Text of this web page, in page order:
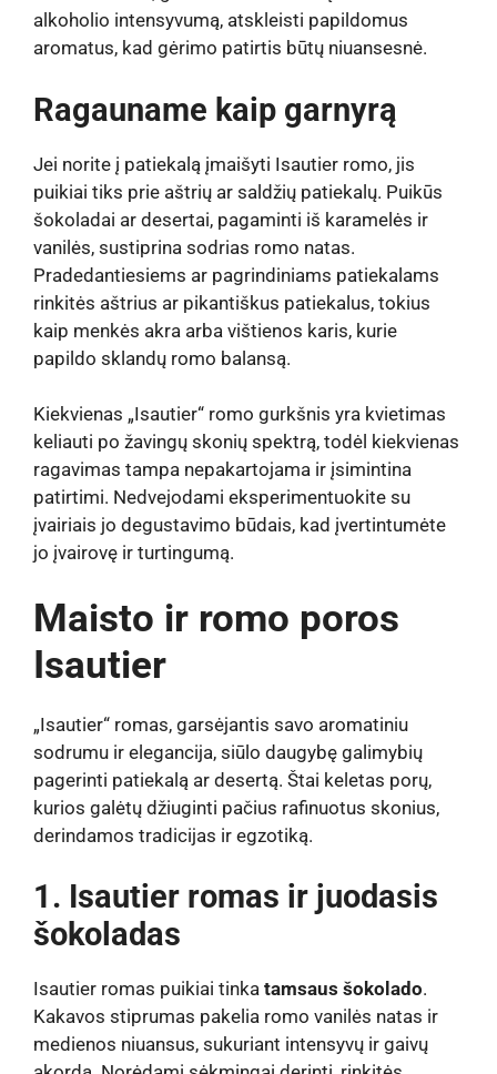
alkoholio intensyvumą, atskleisti papildomus
aromatus, kad gėrimo patirtis būtų niuansesnė.
Ragauname kaip garnyrą
Jei norite į patiekalą įmaišyti Isautier romo, jis
puikiai tiks prie aštrių ar saldžių patiekalų. Puikūs
šokoladai ar desertai, pagaminti iš karamelės ir
vanilės, sustiprina sodrias romo natas.
Pradedantiesiems ar pagrindiniams patiekalams
rinkitės aštrius ar pikantiškus patiekalus, tokius
kaip menkės akra arba vištienos karis, kurie
papildo sklandų romo balansą.
Kiekvienas „Isautier“ romo gurkšnis yra kvietimas
keliauti po žavingų skonių spektrą, todėl kiekvienas
ragavimas tampa nepakartojama ir įsimintina
patirtimi. Nedvejodami eksperimentuokite su
įvairiais jo degustavimo būdais, kad įvertintumėte
jo įvairovę ir turtingumą.
Maisto ir romo poros
Isautier
„Isautier“ romas, garsėjantis savo aromatiniu
sodrumu ir elegancija, siūlo daugybę galimybių
pagerinti patiekalą ar desertą. Štai keletas porų,
kurios galėtų džiuginti pačius rafinuotus skonius,
derindamos tradicijas ir egzotiką.
1. Isautier romas ir juodasis
šokoladas
Isautier romas puikiai tinka tamsaus šokolado.
Kakavos stiprumas pakelia romo vanilės natas ir
medienos niuansus, sukuriant intensyvų ir gaivų